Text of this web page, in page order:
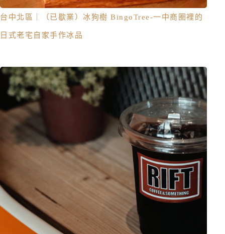
台中北區｜（已歇業）冰狗樹 BingoTree-一中商圈裡的
日式老宅自家手作冰品